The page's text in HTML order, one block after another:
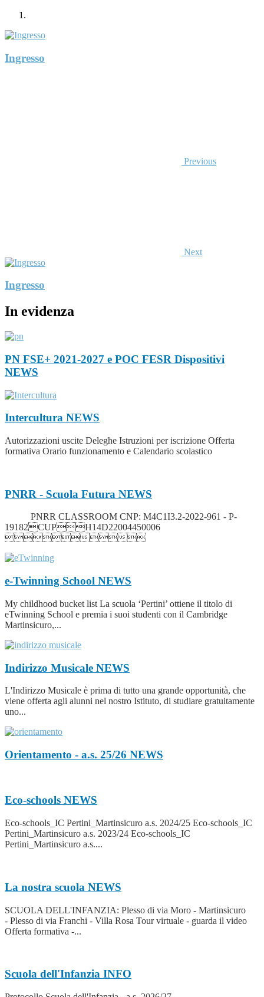
Ingresso
Previous
Next
Ingresso
In evidenza
PN FSE+ 2021-2027 e POC FESR Dispositivi
NEWS
Intercultura NEWS
Autorizzazioni uscite Deleghe Istruzioni per iscrizione Offerta
formativa Orario funzionamento e Calendario scolastico
PNRR - Scuola Futura NEWS
PNRR CLASSROOM CNP: M4C1I3.2-2022-961 - P-
19182CUPH14D22004450006

e-Twinning School NEWS
My childhood bucket list La scuola ‘Pertini’ ottiene il titolo di
eTwinning School e premia i suoi studenti con il Cambridge
Martinsicuro,...
Indirizzo Musicale NEWS
L'Indirizzo Musicale è prima di tutto una grande opportunità, che
viene offerta agli alunni nel nostro Istituto, di studiare gratuitamente
uno...
Orientamento - a.s. 25/26 NEWS
Eco-schools NEWS
Eco-schools_IC Pertini_Martinsicuro a.s. 2024/25 Eco-schools_IC
Pertini_Martinsicuro a.s. 2023/24 Eco-schools_IC
Pertini_Martinsicuro a.s....
La nostra scuola NEWS
SCUOLA DELL'INFANZIA: Plesso di via Moro - Martinsicuro
- Plesso di via Franchi - Villa Rosa Tour virtuale - guarda il video
Offerta formativa -...
Scuola dell'Infanzia INFO